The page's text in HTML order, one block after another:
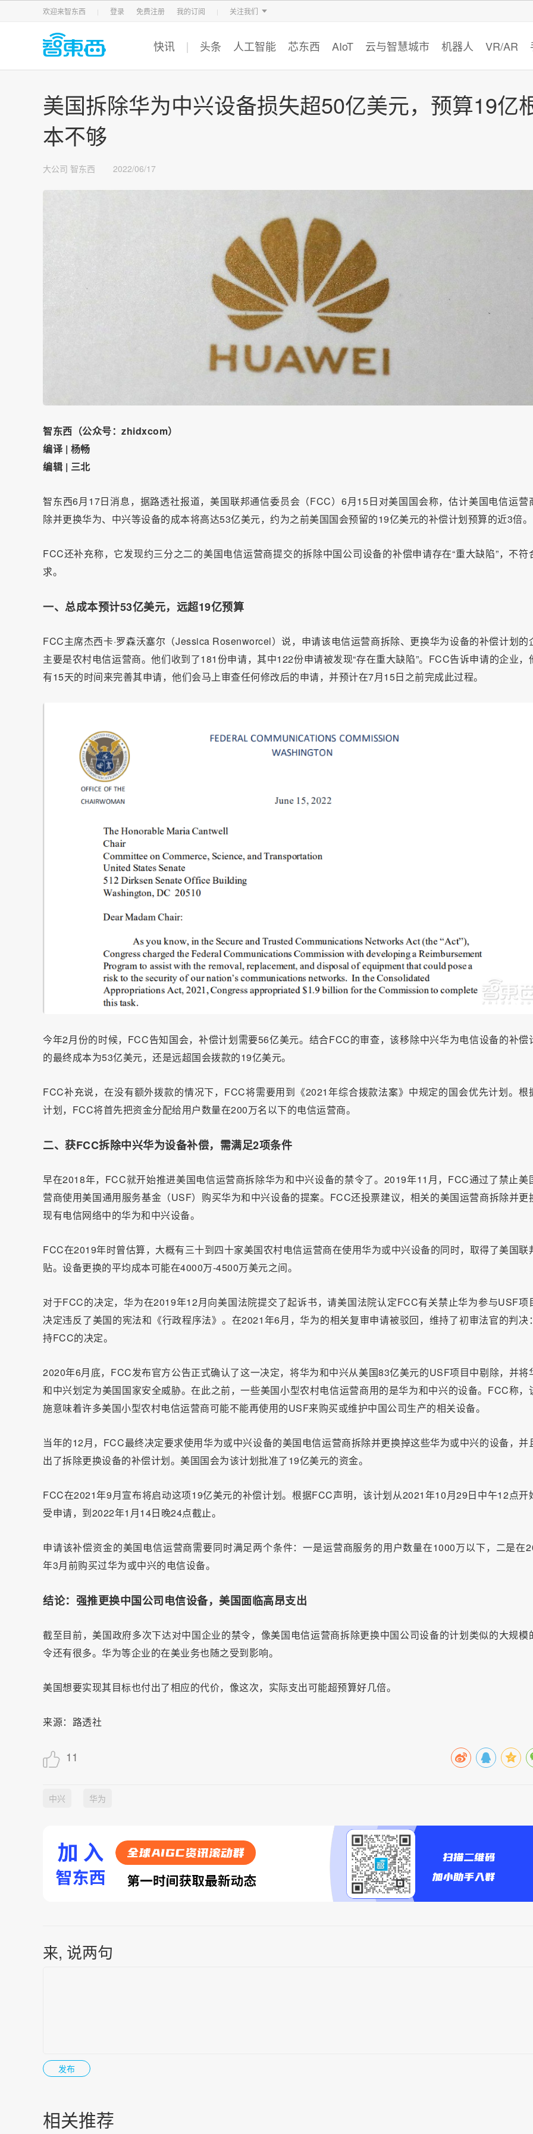
欢迎来智东西 登录 免费注册 我的订阅 关注我们
智东西 车东西 芯东西 智猩猩
快讯 头条 人工智能 芯东西 AIoT 云与智慧城市 机器人 VR/AR
美国拆除华为中兴设备损失超50亿美元，预算19亿
本不够
大公司 智东西 2022/06/17
智东西（公众号：zhidxcom）
编译 | 杨畅
编辑 | 三北
智东西6月17日消息，据路透社报道，美国联邦通信委员会（FCC）6月15日对美国国会称，估计美国电信运营
除并更换华为、中兴等设备的成本将高达53亿美元，约为之前美国国会预留的19亿美元的补偿计划预算的近3倍。
FCC还补充称，它发现约三分之二的美国电信运营商提交的拆除中国公司设备的补偿申请存在“重大缺陷”，不符
求。
一、总成本预计53亿美元，远超19亿预算
FCC主席杰西卡·罗森沃塞尔（Jessica Rosenworcel）说，申请该电信运营商拆除、更换华为设备的补偿计划的
主要是农村电信运营商。他们收到了181份申请，其中122份申请被发现“存在重大缺陷”。FCC告诉申请的企业，
有15天的时间来完善其申请，他们会马上审查任何修改后的申请，并预计在7月15日之前完成此过程。
今年2月份的时候，FCC告知国会，补偿计划需要56亿美元。结合FCC的审查，该移除中兴华为电信设备的补偿
的最终成本为53亿美元，还是远超国会拨款的19亿美元。
FCC补充说，在没有额外拨款的情况下，FCC将需要用到《2021年综合拨款法案》中规定的国会优先计划。根
计划，FCC将首先把资金分配给用户数量在200万名以下的电信运营商。
二、获FCC拆除中兴华为设备补偿，需满足2项条件
早在2018年，FCC就开始推进美国电信运营商拆除华为和中兴设备的禁令了。2019年11月，FCC通过了禁止美
营商使用美国通用服务基金（USF）购买华为和中兴设备的提案。FCC还投票建议，相关的美国运营商拆除并更
现有电信网络中的华为和中兴设备。
FCC在2019年时曾估算，大概有三十到四十家美国农村电信运营商在使用华为或中兴设备的同时，取得了美国联
贴。设备更换的平均成本可能在4000万-4500万美元之间。
对于FCC的决定，华为在2019年12月向美国法院提交了起诉书，请美国法院认定FCC有关禁止华为参与USF项
决定违反了美国的宪法和《行政程序法》。在2021年6月，华为的相关复审申请被驳回，维持了初审法官的判决
持FCC的决定。
2020年6月底，FCC发布官方公告正式确认了这一决定，将华为和中兴从美国83亿美元的USF项目中剔除，并将
和中兴划定为美国国家安全威胁。在此之前，一些美国小型农村电信运营商用的是华为和中兴的设备。FCC称，
施意味着许多美国小型农村电信运营商可能不能再使用的USF来购买或维护中国公司生产的相关设备。
当年的12月，FCC最终决定要求使用华为或中兴设备的美国电信运营商拆除并更换掉这些华为或中兴的设备，并
出了拆除更换设备的补偿计划。美国国会为该计划批准了19亿美元的资金。
FCC在2021年9月宣布将启动这项19亿美元的补偿计划。根据FCC声明，该计划从2021年10月29日中午12点开
受申请，到2022年1月14日晚24点截止。
申请该补偿资金的美国电信运营商需要同时满足两个条件：一是运营商服务的用户数量在1000万以下，二是在
年3月前购买过华为或中兴的电信设备。
结论：强推更换中国公司电信设备，美国面临高昂支出
截至目前，美国政府多次下达对中国企业的禁令，像美国电信运营商拆除更换中国公司设备的计划类似的大规模
令还有很多。华为等企业的在美业务也随之受到影响。
美国想要实现其目标也付出了相应的代价，像这次，实际支出可能超预算好几倍。
来源：路透社
11
中兴 华为
来, 说两句
相关推荐